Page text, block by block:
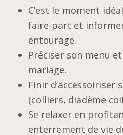
C’est le moment
faire-part et
entourage.
Préciser son menu
mariage.
Finir d’accessoiriser
(colliers, diadème
Se relaxer en
enterrement de vie